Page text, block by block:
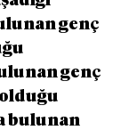
genç
genç
bulunan